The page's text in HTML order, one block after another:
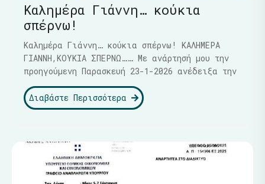
Καλημέρα Γιάννη… κούκια
σπέρνω!
Καλημέρα Γιάννη… κούκια σπέρνω! ΚΑΛΗΜΕΡΑ
ΓΙΑΝΝΗ,ΚΟΥΚΙΑ ΣΠΕΡΝΩ…… Με ανάρτησή μου την
προηγούμενη Παρασκευή 23-1-2026 ανέδειξα την
Διαβάστε Περισσότερα